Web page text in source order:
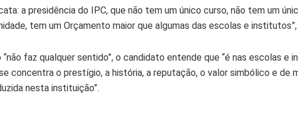
a presidência do IPC, que não tem um único curso, não tem um
tem um Orçamento maior que algumas das escolas e institutos”,
faz qualquer sentido”, o candidato entende que “é nas escolas e
concentra o prestígio, a história, a reputação, o valor simbólico e de
nesta instituição”.